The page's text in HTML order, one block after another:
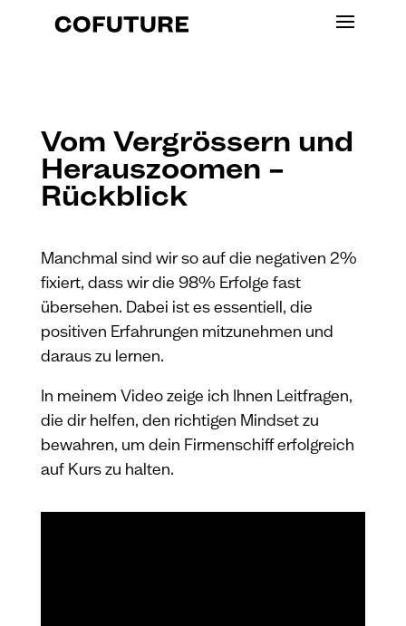
Vom Vergrössern und
Herauszoomen –
Rückblick
Manchmal sind wir so auf die negativen 2%
fixiert, dass wir die 98% Erfolge fast
übersehen. Dabei ist es essentiell, die
positiven Erfahrungen mitzunehmen und
daraus zu lernen.
In meinem Video zeige ich Ihnen Leitfragen,
die dir helfen, den richtigen Mindset zu
bewahren, um dein Firmenschiff erfolgreich
auf Kurs zu halten.